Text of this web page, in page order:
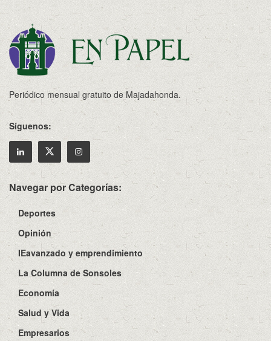
Periódico mensual gratuito de Majadahonda.
Síguenos:
Navegar por Categorías:
Deportes
Opinión
IEavanzado y emprendimiento
La Columna de Sonsoles
Economía
Salud y Vida
Empresarios